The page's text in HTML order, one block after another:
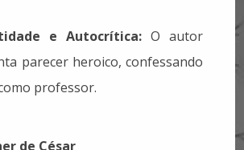
e Autocrítica: O autor
parecer heroico, confessando
professor.
de César